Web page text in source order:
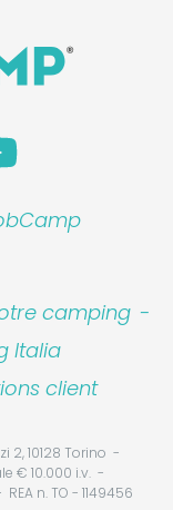
camping -
Italia
client
2, 10128 Torino
€ 10.000 i.v.
REA n. TO - 1149456